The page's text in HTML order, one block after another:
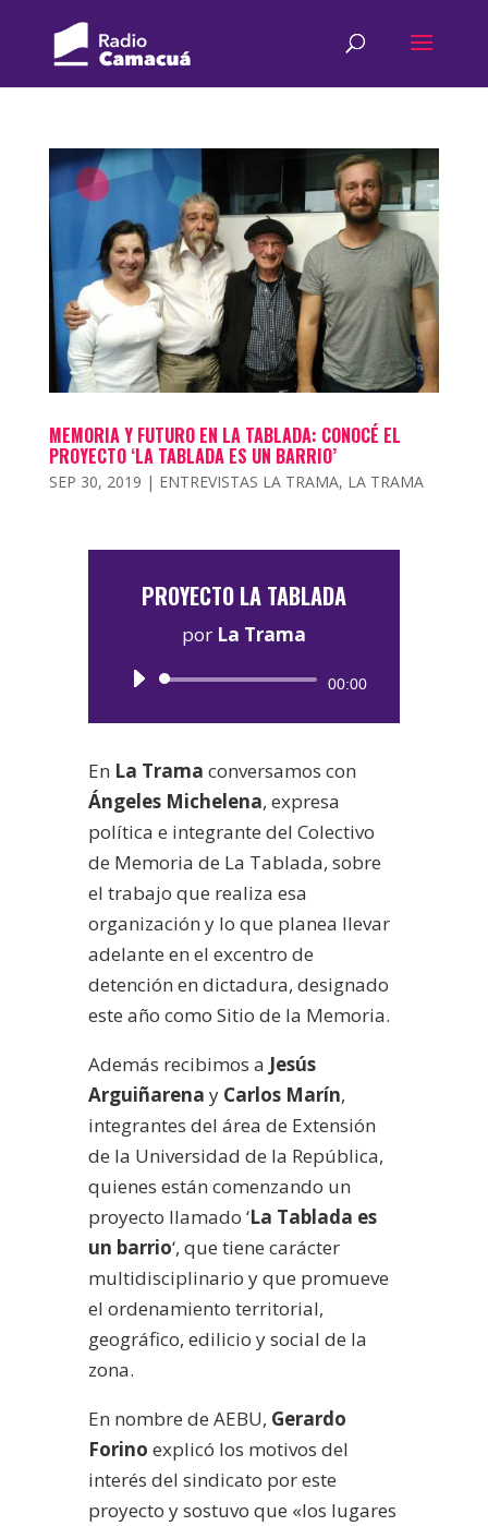
MEMORIA Y FUTURO EN LA TABLADA: CONOCÉ EL
PROYECTO ‘LA TABLADA ES UN BARRIO’
SEP 30, 2019 | ENTREVISTAS LA TRAMA, LA TRAMA
PROYECTO LA TABLADA
por La Trama
Reproductor
00:00
En La Trama conversamos con
Ángeles Michelena, expresa
política e integrante del Colectivo
de Memoria de La Tablada, sobre
el trabajo que realiza esa
organización y lo que planea llevar
adelante en el excentro de
detención en dictadura, designado
este año como Sitio de la Memoria.
Además recibimos a Jesús
Arguiñarena y Carlos Marín,
integrantes del área de Extensión
de la Universidad de la República,
quienes están comenzando un
proyecto llamado ‘La Tablada es
un barrio‘, que tiene carácter
multidisciplinario y que promueve
el ordenamiento territorial,
geográfico, edilicio y social de la
zona.
En nombre de AEBU, Gerardo
Forino explicó los motivos del
interés del sindicato por este
proyecto y sostuvo que «los lugares